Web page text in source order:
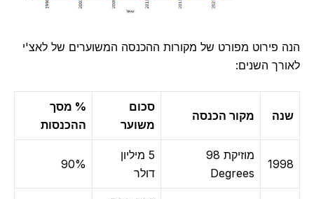
הנה פירוט מפורט של מקורות ההכנסה המשוערים של לאצ'י
לאורך השנים:
שנה מקור הכנסה
סכום
משוער
% מסך
ההכנסות
1998
מוזיקת 98
Degrees
5 מיליון
דולר
90%